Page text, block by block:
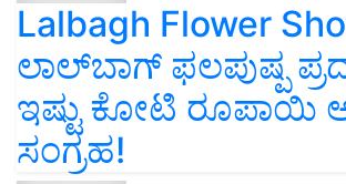
Lalbagh Flower
ಲಾಲ್‌ಬಾಗ್ ಫಲಪುಷ್ಪ
ಇಷ್ಟು ಕೋಟಿ ರೂಪಾಯಿ
ಸಂಗ್ರಹ!